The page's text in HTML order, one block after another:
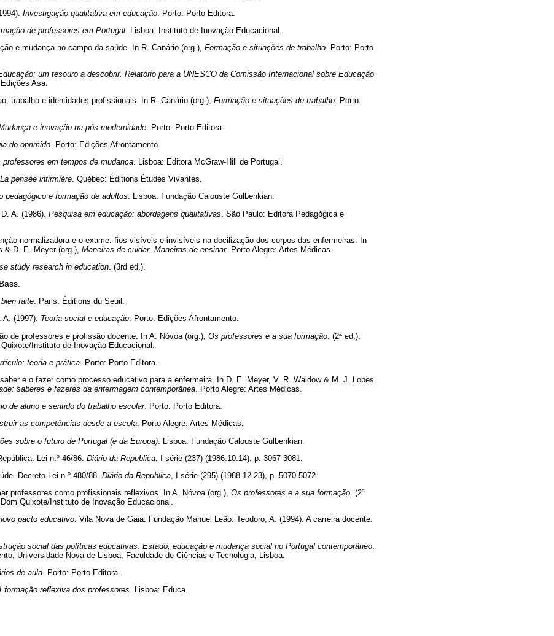
Investigação qualitativa em educação . Porto: Porto Editora.
de professores em Portugal . Lisboa: Instituto de Inovação Educacional.
e mudança no campo da saúde. In R. Canário (org.), Formação e situações de trabalho. Porto: Porto
um tesouro a descobrir. Relatório para a UNESCO da Comissão Internacional sobre Educação
Asa.
trabalho e identidades profissionais. In R. Canário (org.), Formação e situações de trabalho. Porto:
e inovação na pós-modernidade . Porto: Porto Editora.
do oprimido . Porto: Edições Afrontamento.
professores em tempos de mudança . Lisboa: Editora McGraw-Hill de Portugal.
La pensée infirmière. Québec: Éditions Études Vivantes.
pedagógico e formação de adultos. Lisboa: Fundação Calouste Gulbenkian.
A. (1986). Pesquisa em educação: abordagens qualitativas . São Paulo: Editora Pedagógica e
normalizadora e o exame: fios visíveis e invisíveis na docilização dos corpos das enfermeiras. In
& D. E. Meyer (org.), Maneiras de cuidar. Maneiras de ensinar. Porto Alegre: Artes Médicas.
study research in education . (3rd ed.).
faite. Paris: Éditions du Seuil.
A. (1997). Teoria social e educação. Porto: Edições Afrontamento.
de professores e profissão docente. In A. Nóvoa (org.), Os professores e a sua formação . (2ª ed.).
Instituto de Inovação Educacional.
teoria e prática . Porto: Porto Editora.
e o fazer como processo educativo para a enfermeira. In D. E. Meyer, V. R. Waldow & M. J. Lopes
saberes e fazeres da enfermagem contemporânea. Porto Alegre: Artes Médicas.
de aluno e sentido do trabalho escolar. Porto: Porto Editora.
as competências desde a escola. Porto Alegre: Artes Médicas.
sobre o futuro de Portugal (e da Europa) . Lisboa: Fundação Calouste Gulbenkian.
Lei n.º 46/86. Diário da Republica , I série (237) (1986.10.14), p. 3067-3081.
Decreto-Lei n.º 480/88. Diário da Republica , I série (295) (1988.12.23), p. 5070-5072.
professores como profissionais reflexivos. In A. Nóvoa (org.), Os professores e a sua formação. (2ª
Quixote/Instituto de Inovação Educacional.
pacto educativo. Vila Nova de Gaia: Fundação Manuel Leão. Teodoro, A. (1994). A carreira docente.
social das políticas educativas. Estado, educação e mudança social no Portugal contemporâneo
Universidade Nova de Lisboa, Faculdade de Ciências e Tecnologia, Lisboa.
de aula. Porto: Porto Editora.
formação reflexiva dos professores . Lisboa: Educa.